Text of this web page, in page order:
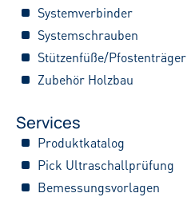
Systemverbinder
Systemschrauben
Stützenfüße/Pfostenträger
Zubehör Holzbau
Services
Produktkatalog
Pick Ultraschallprüfung
Bemessungsvorlagen